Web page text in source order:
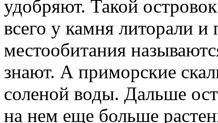
удобряют. Такой
всего у камня литорали
местообитания
знают. А приморские
соленой воды. Дальше
на нем еще больше